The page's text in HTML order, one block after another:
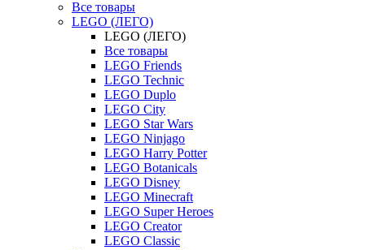
Все товары
LEGO (ЛЕГО)
LEGO (ЛЕГО)
Все товары
LEGO Friends
LEGO Technic
LEGO Duplo
LEGO City
LEGO Star Wars
LEGO Ninjago
LEGO Harry Potter
LEGO Botanicals
LEGO Disney
LEGO Minecraft
LEGO Super Heroes
LEGO Creator
LEGO Classic